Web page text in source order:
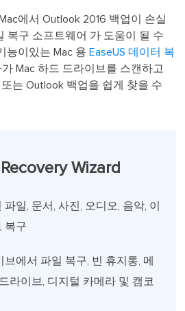
에서 Outlook 2016 백업이 손실
복구 소프트웨어 가 도움이 될 수
능이있는 Mac 용 EaseUS 데이터 복
Mac 하드 드라이브를 스캔하고
는 Outlook 백업을 쉽게 찾을 수
Wizard
일, 문서, 사진, 오디오, 음악, 이
복구
에서 파일 복구, 빈 휴지통, 메
라이브, 디지털 카메라 및 캠코